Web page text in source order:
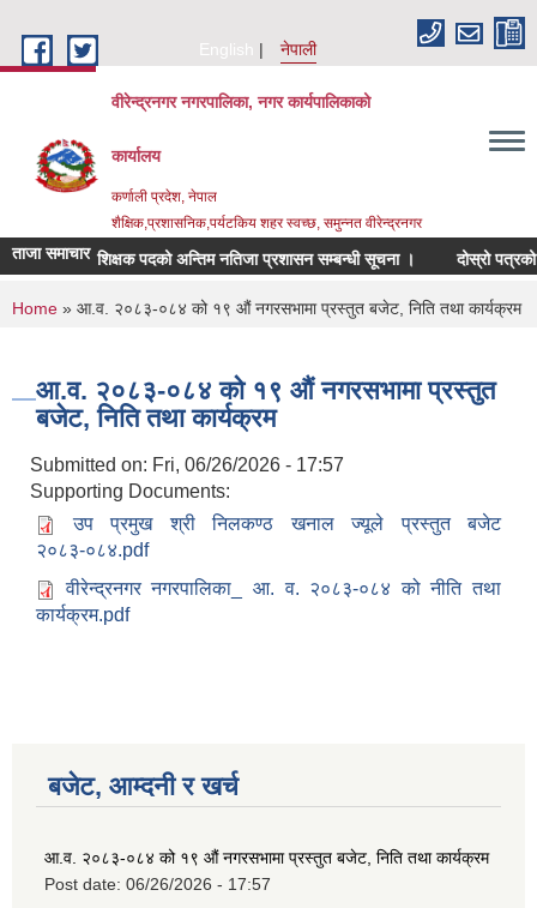
English
नेपाली
वीरेन्द्रनगर नगरपालिका, नगर कार्यपालिकाको
कार्यालय
कर्णाली प्रदेश, नेपाल
शैक्षिक,प्रशासनिक,पर्यटकिय शहर स्वच्छ, समुन्नत वीरेन्द्रनगर
ताजा समाचारशिक्षक पदको अन्तिम नतिजा प्रशासन सम्बन्धी सूचना । दोस्रो पत्रको
You are here
Home » आ.व. २०८३-०८४ को १९ औं नगरसभामा प्रस्तुत बजेट, निति तथा कार्यक्रम
आ.व. २०८३-०८४ को १९ औं नगरसभामा प्रस्तुत
बजेट, निति तथा कार्यक्रम
Submitted on: Fri, 06/26/2026 - 17:57
Supporting Documents:
उप प्रमुख श्री निलकण्ठ खनाल ज्यूले प्रस्तुत बजेट
२०८३-०८४.pdf
वीरेन्द्रनगर नगरपालिका_ आ. व. २०८३-०८४ को नीति तथा
कार्यक्रम.pdf
बजेट, आम्दनी र खर्च
आ.व. २०८३-०८४ को १९ औं नगरसभामा प्रस्तुत बजेट, निति तथा कार्यक्रम
Post date: 06/26/2026 - 17:57